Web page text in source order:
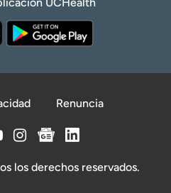
Renuncia
los derechos reservados.